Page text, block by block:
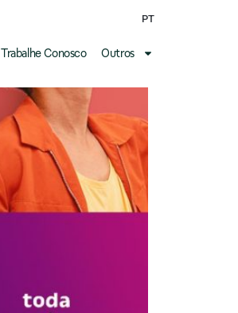
PT
Trabalhe Conosco Outros